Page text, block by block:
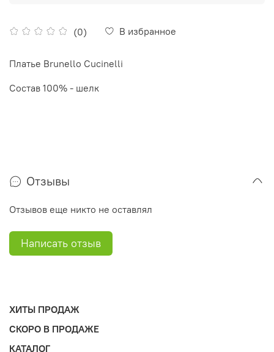
(0) В избранное
Платье Brunello Cucinelli
Состав 100% - шелк
Отзывы
Отзывов еще никто не оставлял
Написать отзыв
ХИТЫ ПРОДАЖ
СКОРО В ПРОДАЖЕ
КАТАЛОГ